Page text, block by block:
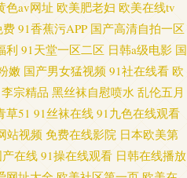
色av网址 欧美肥老妇 欧美在线tv
费 91香蕉污APP 国产高清自拍一区
利 91天堂一区二区 日韩a级电影 国
嫩 国产男女猛视频 91社在线看 欧
宗精品 黑丝袜自慰喷水 乱伦五月
草51 91丝袜在线 91九色在线观看
站视频 免费在线影院 日本欧美第
在线 91操在线观看 日韩在线播放